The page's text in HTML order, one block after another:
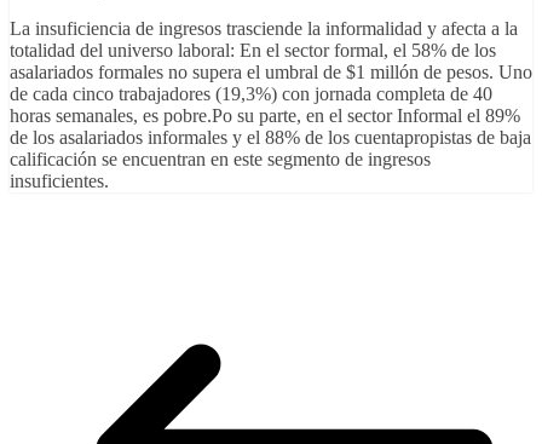
La insuficiencia de ingresos trasciende la informalidad y afecta a la
totalidad del universo laboral: En el sector formal, el 58% de los
asalariados formales no supera el umbral de $1 millón de pesos. Uno
de cada cinco trabajadores (19,3%) con jornada completa de 40
horas semanales, es pobre.Po su parte, en el sector Informal el 89%
de los asalariados informales y el 88% de los cuentapropistas de baja
calificación se encuentran en este segmento de ingresos
insuficientes.